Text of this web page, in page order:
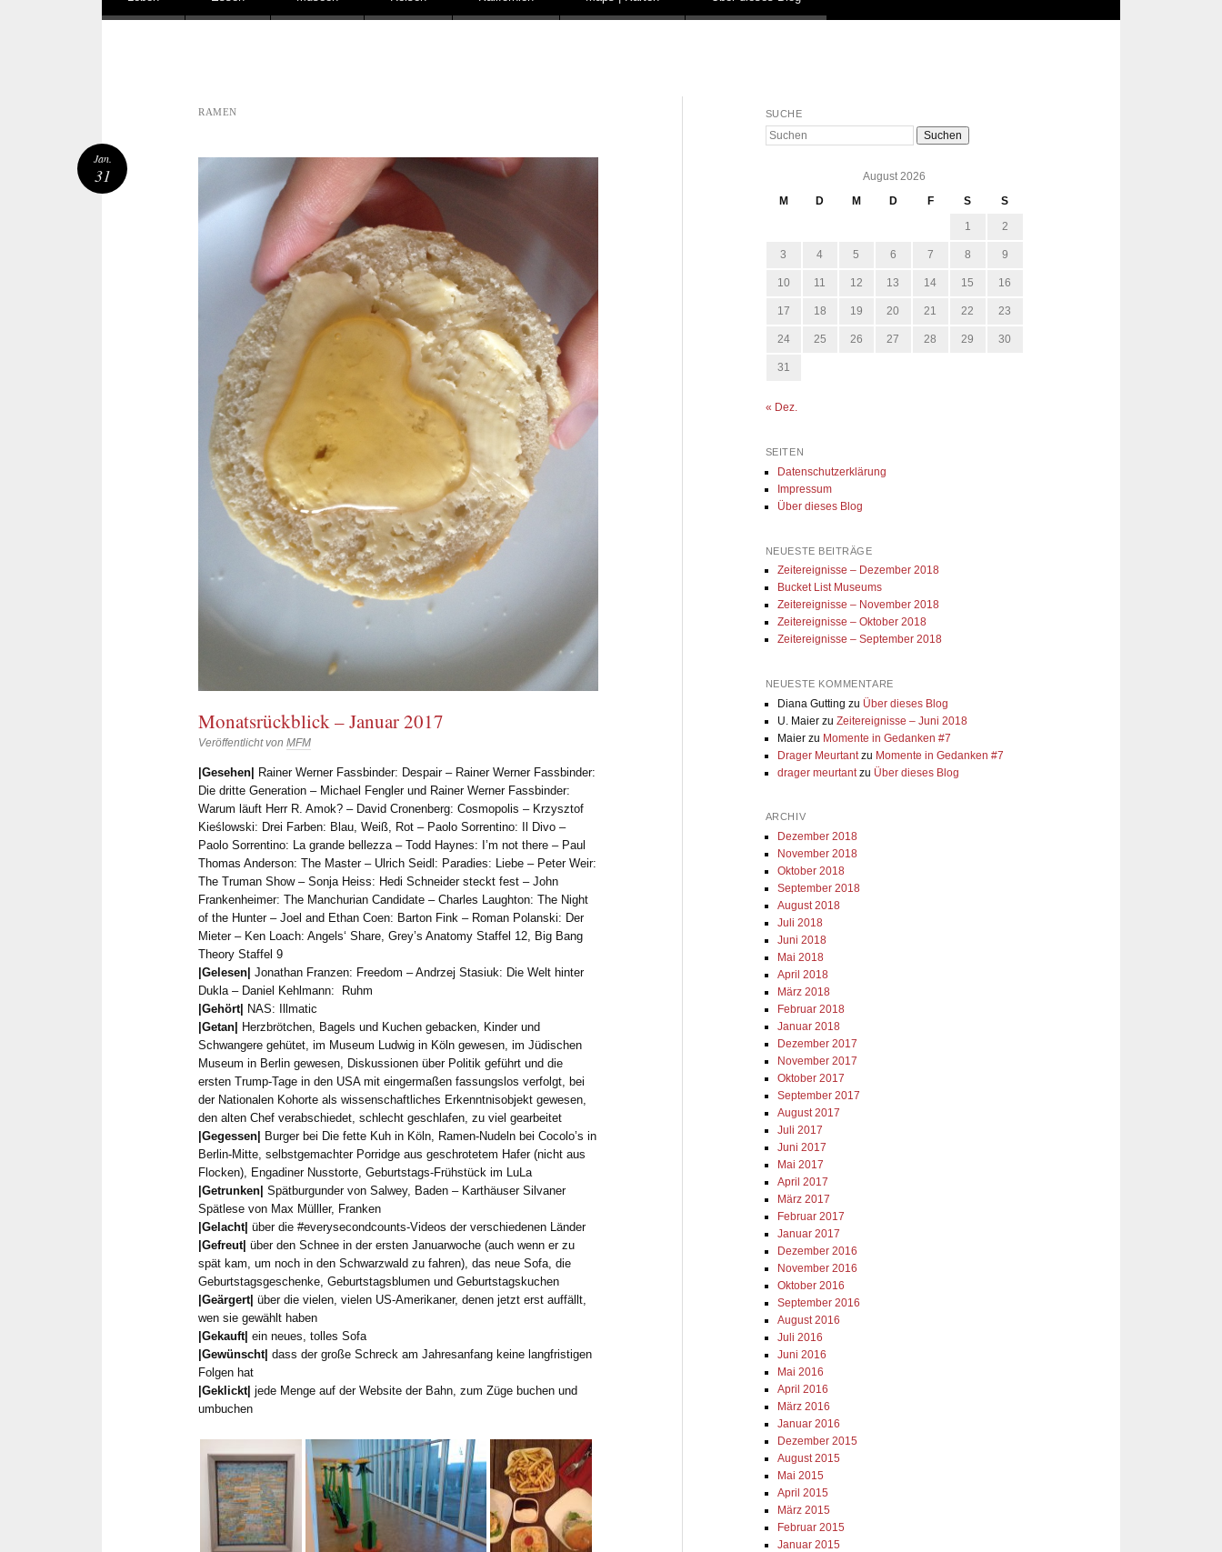
RAMEN
Monatsrückblick – Januar 2017
Veröffentlicht von MFM
|Gesehen|
Rainer Werner Fassbinder: Despair – Rainer Werner Fassbinder:
Die dritte Generation – Michael Fengler und Rainer Werner Fassbinder:
Warum läuft Herr R. Amok? – David Cronenberg: Cosmopolis – Krzysztof
Kieślowski: Drei Farben: Blau, Weiß, Rot – Paolo Sorrentino: Il Divo –
Paolo Sorrentino: La grande bellezza – Todd Haynes: I’m not there – Paul
Thomas Anderson: The Master – Ulrich Seidl: Paradies: Liebe – Peter Weir:
The Truman Show – Sonja Heiss: Hedi Schneider steckt fest – John
Frankenheimer: The Manchurian Candidate – Charles Laughton: The Night
of the Hunter – Joel and Ethan Coen: Barton Fink – Roman Polanski: Der
Mieter – Ken Loach: Angels‘ Share, Grey’s Anatomy Staffel 12, Big Bang
Theory Staffel 9
|Gelesen| Jonathan Franzen: Freedom – Andrzej Stasiuk: Die Welt hinter
Dukla – Daniel Kehlmann: Ruhm
|Gehört| NAS: Illmatic
|Getan|
Herzbrötchen, Bagels und Kuchen gebacken, Kinder und
Schwangere gehütet, im Museum Ludwig in Köln gewesen, im Jüdischen
Museum in Berlin gewesen, Diskussionen über Politik geführt und die
ersten Trump-Tage in den USA mit eingermaßen fassungslos verfolgt, bei
der Nationalen Kohorte als wissenschaftliches Erkenntnisobjekt gewesen,
den alten Chef verabschiedet, schlecht geschlafen, zu viel gearbeitet
|Gegessen|
Burger bei Die fette Kuh in Köln, Ramen-Nudeln bei Cocolo’s in
Berlin-Mitte, selbstgemachter Porridge aus geschrotetem Hafer (nicht aus
Flocken), Engadiner Nusstorte, Geburtstags-Frühstück im LuLa
|Getrunken| Spätburgunder von Salwey, Baden – Karthäuser Silvaner
Spätlese von Max Mülller, Franken
|Gelacht| über die #everysecondcounts-Videos der verschiedenen Länder
|Gefreut| über den Schnee in der ersten Januarwoche (auch wenn er zu
spät kam, um noch in den Schwarzwald zu fahren), das neue Sofa, die
Geburtstagsgeschenke, Geburtstagsblumen und Geburtstagskuchen
|Geärgert| über die vielen, vielen US-Amerikaner, denen jetzt erst auffällt,
wen sie gewählt haben
|Gekauft| ein neues, tolles Sofa
|Gewünscht| dass der große Schreck am Jahresanfang keine langfristigen
Folgen hat
|Geklickt| jede Menge auf der Website der Bahn, zum Züge buchen und
umbuchen
Jan.
31
SUCHE
Suchen
August 2026
M
D M D F S
S
1
2
3 4 5 6 7 8 9
10 11 12 13 14 15 16
17 18 19 20 21 22 23
24 25 26 27 28 29 30
31
« Dez.
SEITEN
Datenschutzerklärung
Impressum
Über dieses Blog
NEUESTE BEITRÄGE
Zeitereignisse – Dezember 2018
Bucket List Museums
Zeitereignisse – November 2018
Zeitereignisse – Oktober 2018
Zeitereignisse – September 2018
NEUESTE KOMMENTARE
Diana Gutting zu Über dieses Blog
U. Maierzu Zeitereignisse – Juni 2018
Maierzu Momente in Gedanken #7
Drager Meurtantzu Momente in Gedanken #7
drager meurtantzu Über dieses Blog
ARCHIV
Dezember 2018
November 2018
Oktober 2018
September 2018
August 2018
Juli 2018
Juni 2018
Mai 2018
April 2018
März 2018
Februar 2018
Januar 2018
Dezember 2017
November 2017
Oktober 2017
September 2017
August 2017
Juli 2017
Juni 2017
Mai 2017
April 2017
März 2017
Februar 2017
Januar 2017
Dezember 2016
November 2016
Oktober 2016
September 2016
August 2016
Juli 2016
Juni 2016
Mai 2016
April 2016
März 2016
Januar 2016
Dezember 2015
August 2015
Mai 2015
April 2015
März 2015
Februar 2015
Januar 2015